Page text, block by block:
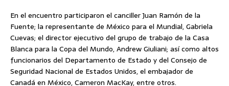
En el encuentro participaron el canciller Juan Ramón de la
Fuente; la representante de México para el Mundial, Gabriela
Cuevas; el director ejecutivo del grupo de trabajo de la Casa
Blanca para la Copa del Mundo, Andrew Giuliani; así como altos
funcionarios del Departamento de Estado y del Consejo de
Seguridad Nacional de Estados Unidos, el embajador de
Canadá en México, Cameron MacKay, entre otros.